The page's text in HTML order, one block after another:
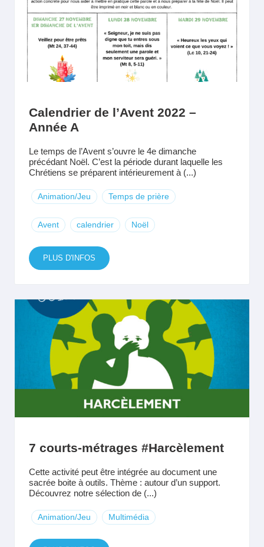
Calendrier de l’Avent 2022 –
Année A
Le temps de l’Avent s’ouvre le 4e dimanche
précédant Noël. C’est la période durant laquelle les
Chrétiens se préparent intérieurement à (...)
Animation/Jeu Temps de prière
Avent calendrier Noël
PLUS D'INFOS
7 courts-métrages #Harcèlement
Cette activité peut être intégrée au document une
sacrée boite à outils. Thème : autour d’un support.
Découvrez notre sélection de (...)
Animation/Jeu Multimédia